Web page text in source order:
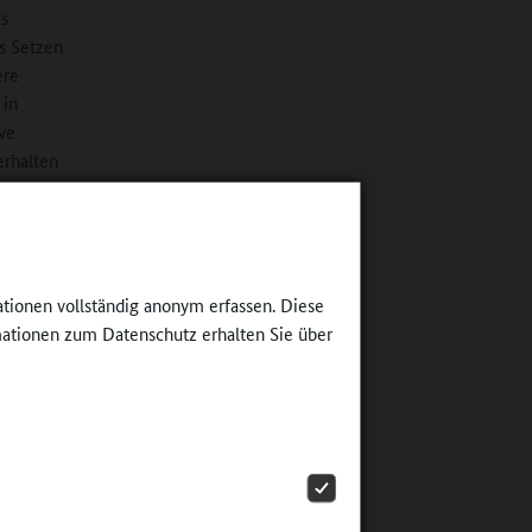
vollständig anonym erfassen. Diese
zum Datenschutz erhalten Sie über
Setzen
170